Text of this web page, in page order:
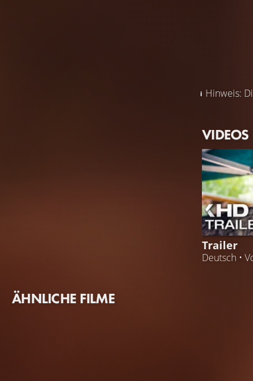
Hinweis:
VIDEOS
Trailer
Deutsch •
ÄHNLICHE FILME